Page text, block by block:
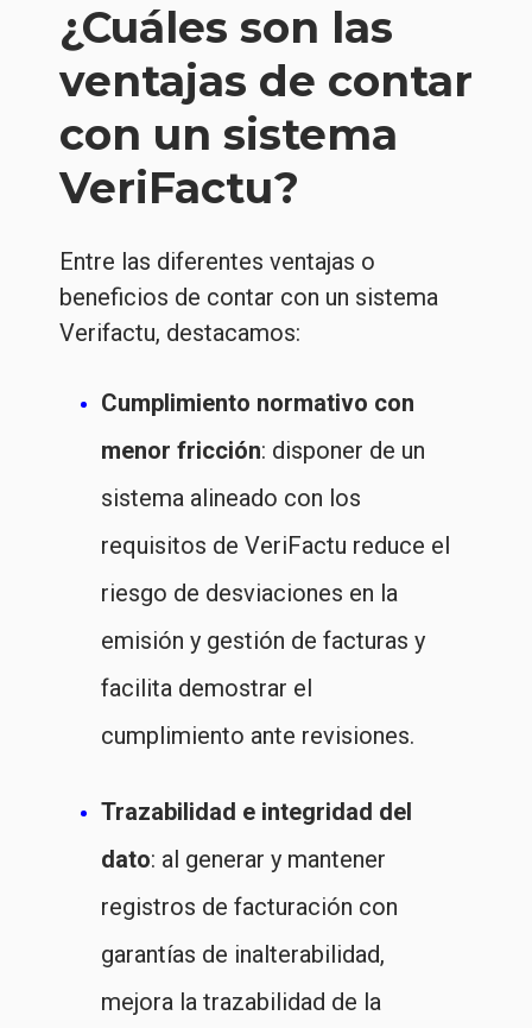
¿Cuáles son las
ventajas de contar
con un sistema
VeriFactu?
Entre las diferentes ventajas o
beneficios de contar con un sistema
Verifactu, destacamos:
Cumplimiento normativo con
menor fricción: disponer de un
sistema alineado con los
requisitos de VeriFactu reduce el
riesgo de desviaciones en la
emisión y gestión de facturas y
facilita demostrar el
cumplimiento ante revisiones.
Trazabilidad e integridad del
dato: al generar y mantener
registros de facturación con
garantías de inalterabilidad,
mejora la trazabilidad de la